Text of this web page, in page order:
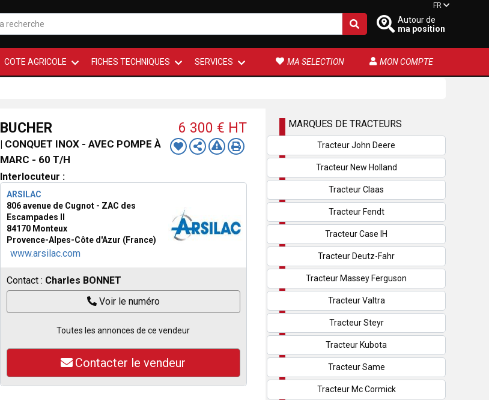
Autour de
ma position
FR
COTE AGRICOLE FICHES TECHNIQUES SERVICES MA SELECTION MON COMPTE
BUCHER
| CONQUET INOX - AVEC POMPE À
MARC - 60 T/H
6 300 € HT
Interlocuteur :
ARSILAC
806 avenue de Cugnot - ZAC des
Escampades II
84170 Monteux
Provence-Alpes-Côte d'Azur (France)
www.arsilac.com
Contact : Charles BONNET
Voir le numéro
Toutes les annonces de ce vendeur
Contacter le vendeur
MARQUES DE TRACTEURS
Tracteur John Deere
Tracteur New Holland
Tracteur Claas
Tracteur Fendt
Tracteur Case IH
Tracteur Deutz-Fahr
Tracteur Massey Ferguson
Tracteur Valtra
Tracteur Steyr
Tracteur Kubota
Tracteur Same
Tracteur Mc Cormick